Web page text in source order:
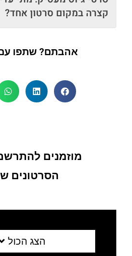
קצרה במקום סרטון אחד?
אהבתם? שתפו
מוזמנים
הסרטונים
הצג הכול